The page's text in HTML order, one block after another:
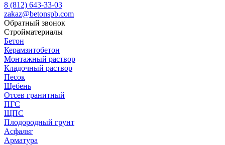
8 (812) 643-33-03
zakaz@betonspb.com
Обратный звонок
Стройматериалы
Бетон
Керамзитобетон
Монтажный раствор
Кладочный раствор
Песок
Щебень
Отсев гранитный
ПГС
ЩПС
Плодородный грунт
Асфальт
Арматура